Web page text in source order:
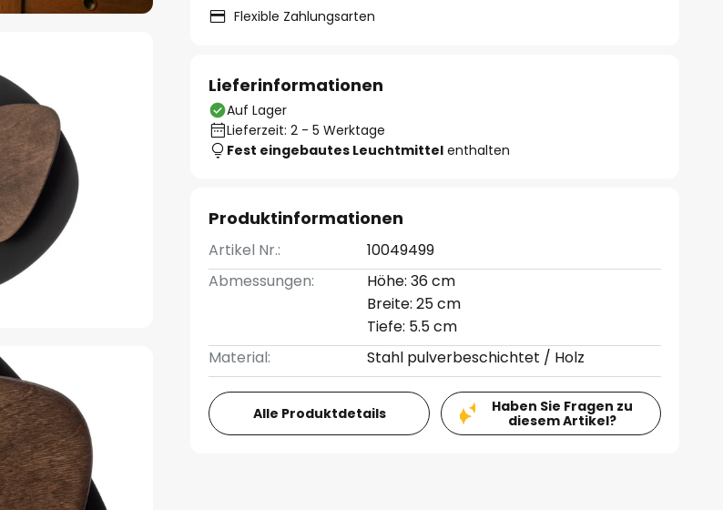
Flexible Zahlungsarten
Lieferinformationen
Auf Lager
Lieferzeit: 2 - 5 Werktage
Fest eingebautes Leuchtmittel enthalten
Produktinformationen
Artikel Nr.:
10049499
Abmessungen:
Höhe: 36 cm
Breite: 25 cm
Tiefe: 5.5 cm
Material:
Stahl pulverbeschichtet / Holz
Alle Produktdetails
Haben Sie Fragen zu
diesem Artikel?